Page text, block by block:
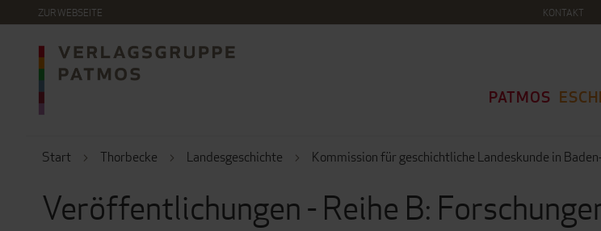
ZUR WEBSEITE KONTAKT
DIREKT
INHALT
PATMOS
Start Thorbecke Landesgeschichte Kommission für geschichtliche Landeskunde in
Veröffentlichungen - Reihe B: